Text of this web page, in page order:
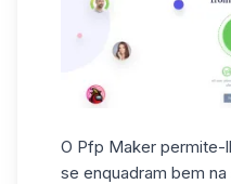
O Pfp Maker permite-
se enquadram bem na